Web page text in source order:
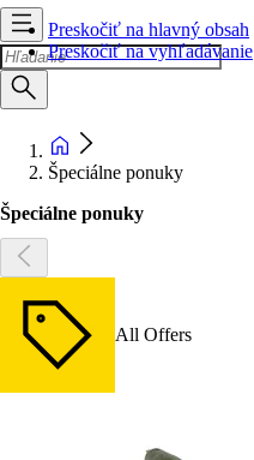
Preskočiť na hlavný obsah
Preskočiť na vyhľadávanie
Špeciálne ponuky
Špeciálne ponuky
All Offers